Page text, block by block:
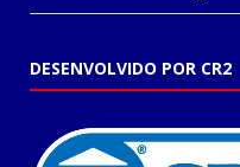
DESENVOLVIDO POR CR2